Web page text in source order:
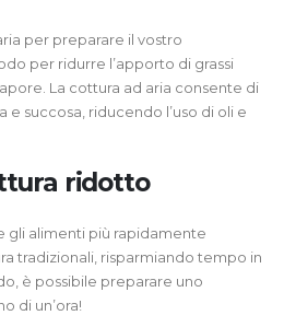
per preparare il vostro
per ridurre l’apporto di grassi
La cottura ad aria consente di
succosa, riducendo l’uso di oli e
ridotto
gli alimenti più rapidamente
tradizionali, risparmiando tempo in
è possibile preparare uno
di un’ora!